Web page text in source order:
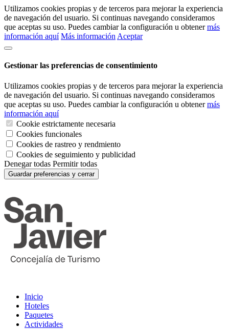
Utilizamos cookies propias y de terceros para mejorar la experiencia
de navegación del usuario. Si continuas navegando consideramos
que aceptas su uso. Puedes cambiar la configuración u obtenermás
información aquí Más información Aceptar
Gestionar las preferencias de consentimiento
Utilizamos cookies propias y de terceros para mejorar la experiencia
de navegación del usuario. Si continuas navegando consideramos
que aceptas su uso. Puedes cambiar la configuración u obtenermás
información aquí
Cookie estrictamente necesaria
Cookies funcionales
Cookies de rastreo y rendmiento
Cookies de seguimiento y publicidad
Denegar todas Permitir todas
Guardar preferencias y cerrar
Inicio
Hoteles
Paquetes
Actividades